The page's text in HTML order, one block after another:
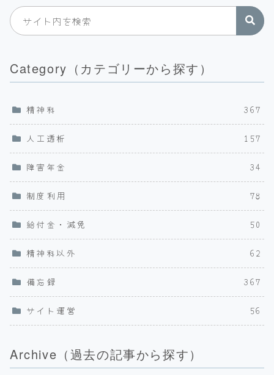
Category（カテゴリーから探す）
精神科 367
人工透析 157
障害年金 34
制度利用 78
給付金・減免 50
精神科以外 62
備忘録 367
サイト運営 56
Archive（過去の記事から探す）